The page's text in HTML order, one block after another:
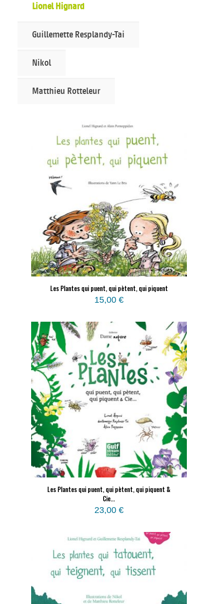
Lionel Hignard
Guillemette Resplandy-Tai
Nikol
Matthieu Rotteleur
Les Plantes qui puent, qui pètent, qui piquent
15,00 €
Les Plantes qui puent, qui pètent, qui piquent &
Cie…
23,00 €